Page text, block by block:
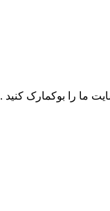
ما را بوکمارک کنید .